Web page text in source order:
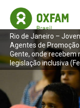
Rio de Janeiro –
Agentes de Promoção
Gente, onde recebem
legislação inclusiva